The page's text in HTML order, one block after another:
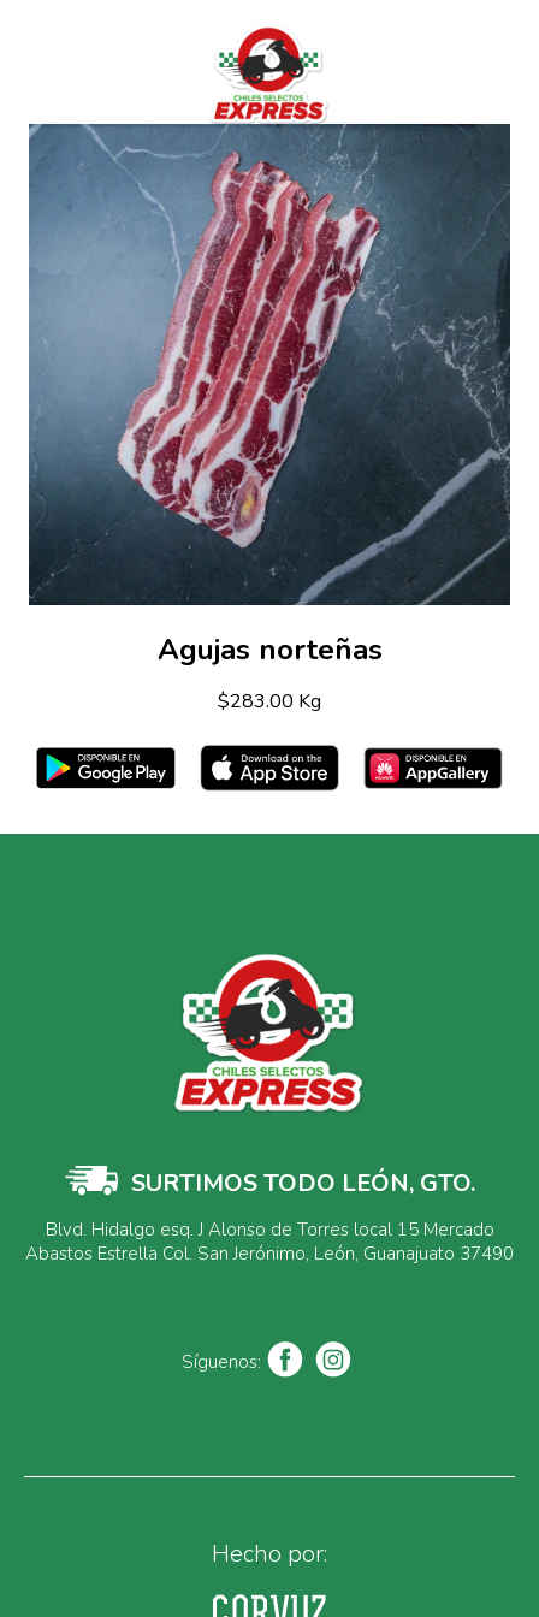
Agujas norteñas
$283.00 Kg
SURTIMOS TODO LEÓN, GTO.
Blvd. Hidalgo esq. J Alonso de Torres local 15 Mercado
Abastos Estrella Col. San Jerónimo, León, Guanajuato 37490
Síguenos:
Hecho por: